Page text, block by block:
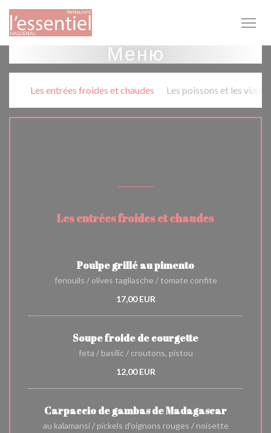
Панель управления cookies
Меню
Les entrées froides et chaudes Les poissons et les
Les entrées froides et chaudes
Poulpe grillé au pimento
fenouils / olives tagliasche / tomate confite
17,00 EUR
Soupe froide de courgette
feta / basilic / croutons, pistou
12,00 EUR
Carpaccio de gambas de Madagascar
au kalamansi / pickels d'oignons rouges / noisette